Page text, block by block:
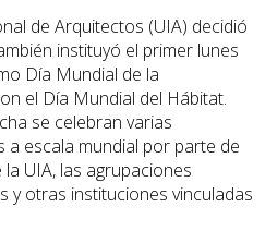
de Arquitectos (UIA) decidió
instituyó el primer lunes
Día Mundial de la
el Día Mundial del Hábitat.
se celebran varias
a escala mundial por parte de
UIA, las agrupaciones
y otras instituciones vinculadas